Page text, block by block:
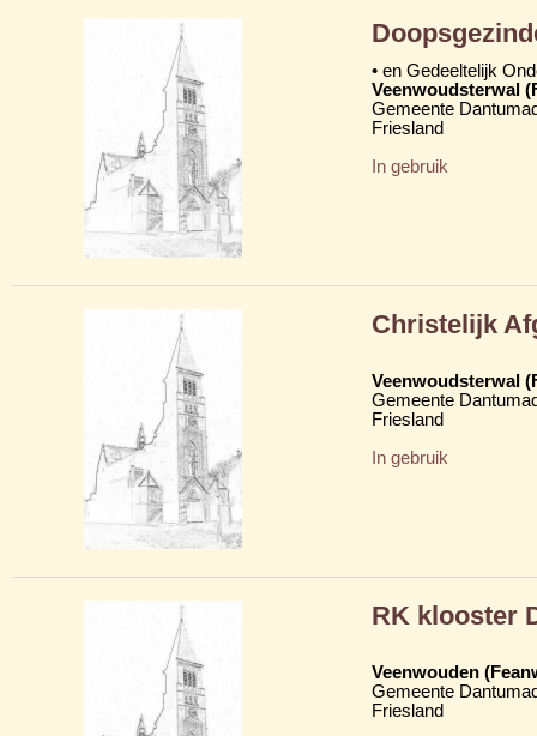
• en Gedeeltelijk
Veenwoudsterwal
Gemeente
Friesland
In gebruik
Christelijk
Veenwoudsterwal
Gemeente
Friesland
In gebruik
RK klooster
Veenwouden
Gemeente
Friesland